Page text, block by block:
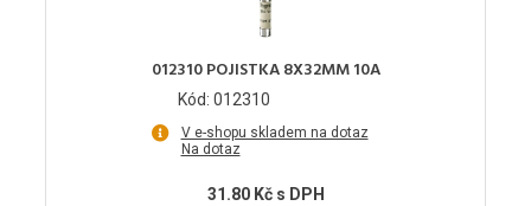
012310 POJISTKA 8X32MM 10A
Kód: 012310
V e-shopu skladem na dotaz
Na dotaz
31.80 Kč s DPH